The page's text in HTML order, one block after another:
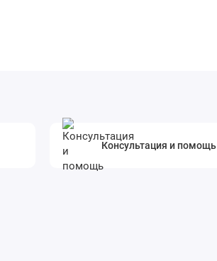
Консультация и помощь